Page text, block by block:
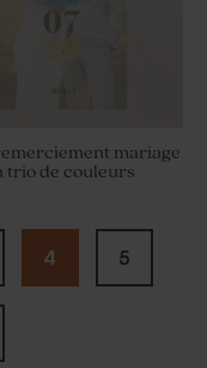
mariage
trio de couleurs
4 5